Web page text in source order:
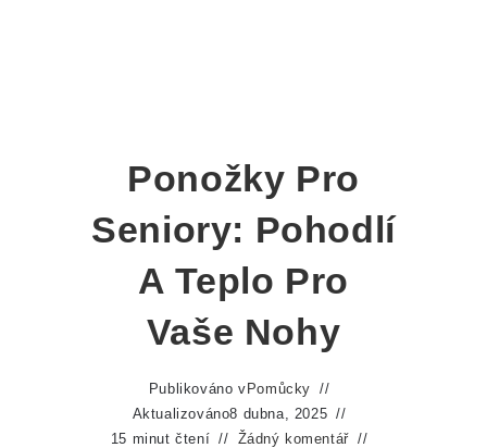
Ponožky Pro
Seniory: Pohodlí
A Teplo Pro
Vaše Nohy
Publikováno v Pomůcky
Aktualizováno8 dubna, 2025
15 minut čtení
Žádný komentář